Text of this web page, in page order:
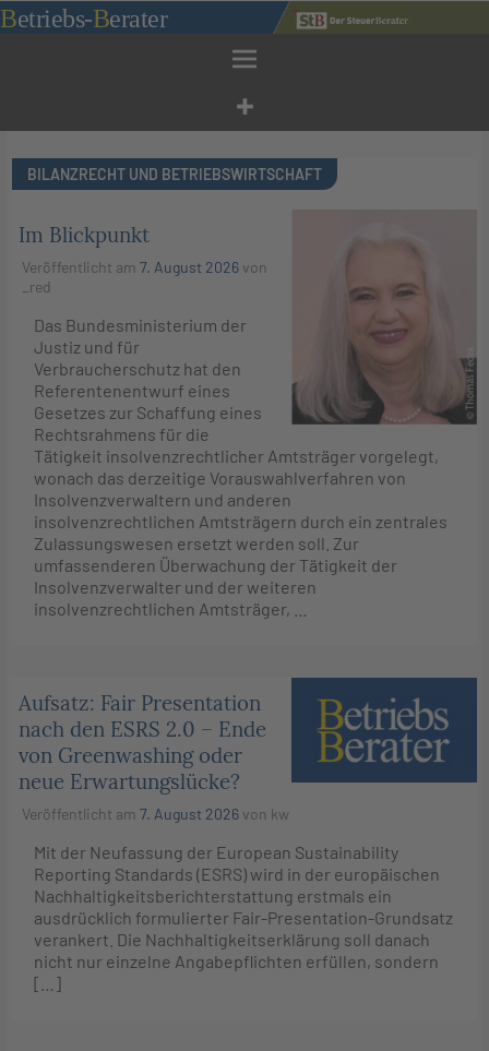
Zum
Inhalt
Betriebs-Berater
BILANZRECHT UND BETRIEBSWIRTSCHAFT
Im Blickpunkt
Veröffentlicht am 7. August 2026von
_red
Das Bundesministerium der
Justiz und für
Verbraucherschutz hat den
Referentenentwurf eines
Gesetzes zur Schaffung eines
Rechtsrahmens für die
Tätigkeit insolvenzrechtlicher Amtsträger vorgelegt,
wonach das derzeitige Vorauswahlverfahren von
Insolvenzverwaltern und anderen
insolvenzrechtlichen Amtsträgern durch ein zentrales
Zulassungswesen ersetzt werden soll. Zur
umfassenderen Überwachung der Tätigkeit der
Insolvenzverwalter und der weiteren
insolvenzrechtlichen Amtsträger, …
Aufsatz: Fair Presentation
nach den ESRS 2.0 – Ende
von Greenwashing oder
neue Erwartungslücke?
Veröffentlicht am 7. August 2026von kw
Mit der Neufassung der European Sustainability
Reporting Standards (ESRS) wird in der europäischen
Nachhaltigkeitsberichterstattung erstmals ein
ausdrücklich formulierter Fair-Presentation-Grundsatz
verankert. Die Nachhaltigkeitserklärung soll danach
nicht nur einzelne Angabepflichten erfüllen, sondern
[…]